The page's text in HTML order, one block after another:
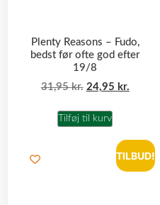
Plenty Reasons – Fudo,
bedst før ofte god efter
19/8
31,95kr. 24,95 kr.
Tilføj til kurv
TILBUD!